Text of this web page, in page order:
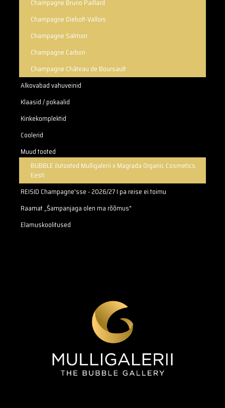
Champagne Bruno Paillard
Champagne Diebolt-Vallois
Champagne Salmon
Champagne Carbon
Champagne Château de Boursault
Alkovabad vahuveinid
Klaasid / pokaalid
Kinkekomplektid
Coolerid
Muud tooted
BUBBLE ilutooted Mulligalerii x Magrada Organic Cosmetics
Eesti
REISID Champagne'sse - 2026/27 I pa reise ei toimu
Raamat „Šampanjaga olen ma rõõmus"
Elamuskoolitused